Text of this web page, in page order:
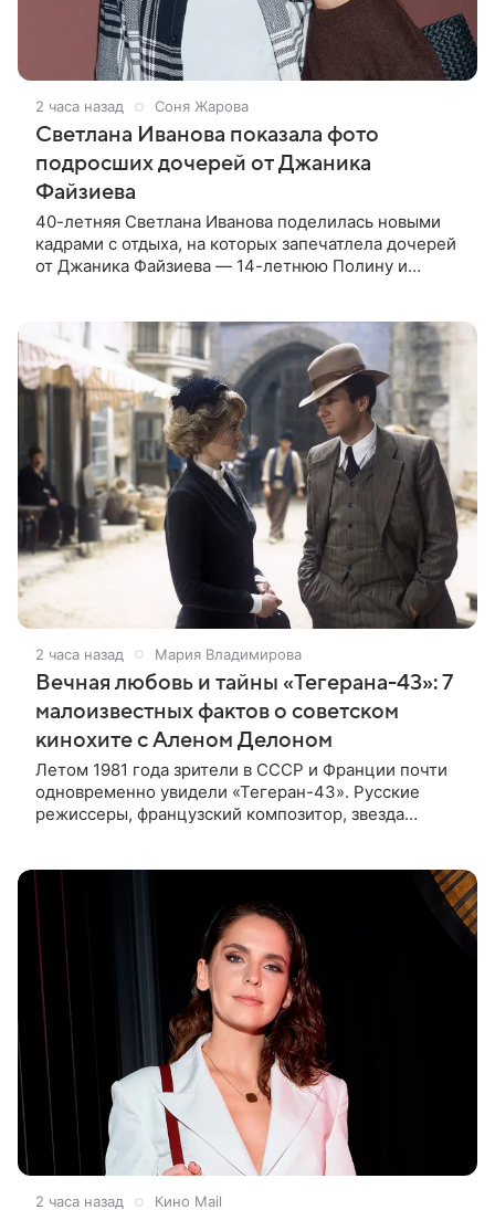
2 часа назад Соня Жарова
Светлана Иванова показала фото
подросших дочерей от Джаника
Файзиева
40-летняя Светлана Иванова поделилась новыми
кадрами с отдыха, на которых запечатлела дочерей
от Джаника Файзиева — 14-летнюю Полину и
2 часа назад Мария Владимирова
Вечная любовь и тайны «Тегерана-43»: 7
малоизвестных фактов о советском
кинохите с Аленом Делоном
Летом 1981 года зрители в СССР и Франции почти
одновременно увидели «Тегеран-43». Русские
режиссеры, французский композитор, звезда
2 часа назад Кино Mail